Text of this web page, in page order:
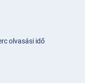
olvasási idő